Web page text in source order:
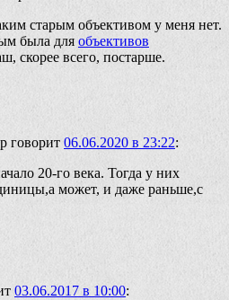
старым объективом у меня нет.
была для объективов
скорее всего, постарше.
говорит 06.06.2020 в 23:22:
20-го века. Тогда у них
может, и даже раньше,с
03.06.2017 в 10:00: